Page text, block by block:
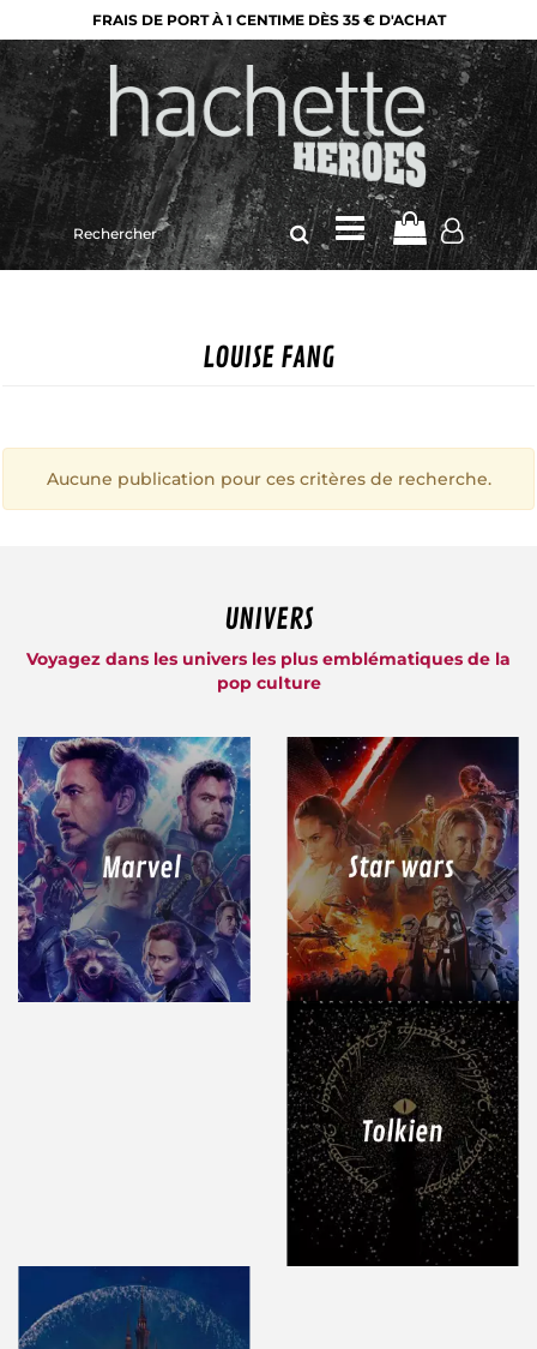
FRAIS DE PORT À 1 CENTIME DÈS 35 € D'ACHAT
Rechercher
sur
le
LOUISE FANG
Aucune publication pour ces critères de recherche.
UNIVERS
Voyagez dans les univers les plus emblématiques de la
pop culture